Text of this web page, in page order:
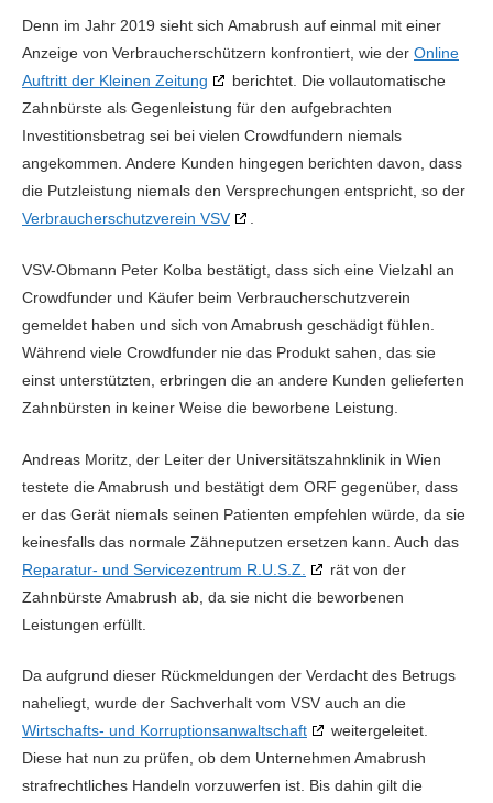
Denn im Jahr 2019 sieht sich Amabrush auf einmal mit einer
Anzeige von Verbraucherschützern konfrontiert, wie der Online
Auftritt der Kleinen Zeitung
berichtet. Die vollautomatische
Zahnbürste als Gegenleistung für den aufgebrachten
Investitionsbetrag sei bei vielen Crowdfundern niemals
angekommen. Andere Kunden hingegen berichten davon, dass
die Putzleistung niemals den Versprechungen entspricht, so der
Verbraucherschutzverein VSV
.
VSV-Obmann Peter Kolba bestätigt, dass sich eine Vielzahl an
Crowdfunder und Käufer beim Verbraucherschutzverein
gemeldet haben und sich von Amabrush geschädigt fühlen.
Während viele Crowdfunder nie das Produkt sahen, das sie
einst unterstützten, erbringen die an andere Kunden gelieferten
Zahnbürsten in keiner Weise die beworbene Leistung.
Andreas Moritz, der Leiter der Universitätszahnklinik in Wien
testete die Amabrush und bestätigt dem ORF gegenüber, dass
er das Gerät niemals seinen Patienten empfehlen würde, da sie
keinesfalls das normale Zähneputzen ersetzen kann. Auch das
Reparatur- und Servicezentrum R.U.S.Z.
rät von der
Zahnbürste Amabrush ab, da sie nicht die beworbenen
Leistungen erfüllt.
Da aufgrund dieser Rückmeldungen der Verdacht des Betrugs
naheliegt, wurde der Sachverhalt vom VSV auch an die
Wirtschafts- und Korruptionsanwaltschaft
weitergeleitet.
Diese hat nun zu prüfen, ob dem Unternehmen Amabrush
strafrechtliches Handeln vorzuwerfen ist. Bis dahin gilt die